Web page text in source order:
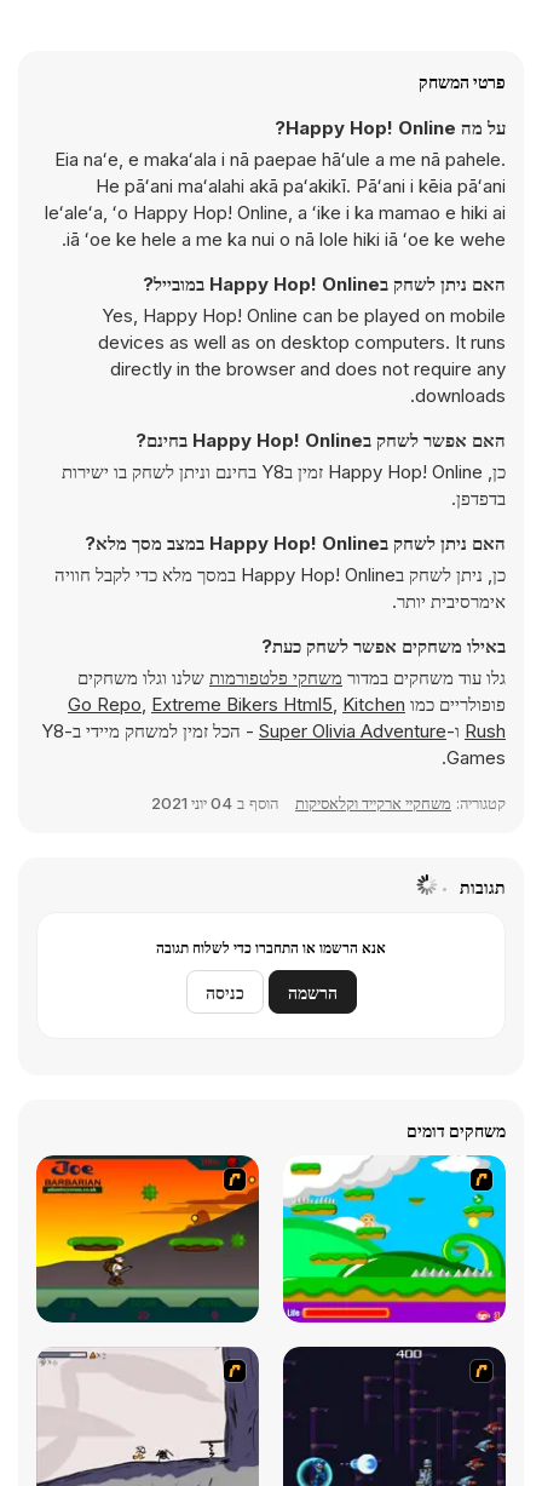
פרטי המשחק
על מה Happy Hop! Online?
Eia naʻe, e makaʻala i nā paepae hāʻule a me nā pahele.
He pāʻani maʻalahi akā paʻakikī. Pāʻani i kēia pāʻani
leʻaleʻa, ʻo Happy Hop! Online, a ʻike i ka mamao e hiki ai
iā ʻoe ke hele a me ka nui o nā lole hiki iā ʻoe ke wehe.
האם ניתן לשחק בHappy Hop! Online במובייל?
Yes, Happy Hop! Online can be played on mobile
devices as well as on desktop computers. It runs
directly in the browser and does not require any
downloads.
האם אפשר לשחק בHappy Hop! Online בחינם?
כן, Happy Hop! Online זמין בY8 בחינם וניתן לשחק בו ישירות
בדפדפן.
האם ניתן לשחק בHappy Hop! Online במצב מסך מלא?
כן, ניתן לשחק בHappy Hop! Online במסך מלא כדי לקבל חוויה
אימרסיבית יותר.
באילו משחקים אפשר לשחק כעת?
גלו עוד משחקים במדור משחקי פלטפורמות שלנו וגלו משחקים
פופולריים כמו
Go Repo, Extreme Bikers Html5, Kitchen
Rush ו-Super Olivia Adventure
- הכל זמין למשחק מיידי ב-Y8
Games.
קטגוריה: משחקיי ארקייד וקלאסיקות הוסף ב 04 יוני 2021
תגובות
אנא הרשמו או התחברו כדי לשלוח תגובה
הרשמה כניסה
משחקים דומים